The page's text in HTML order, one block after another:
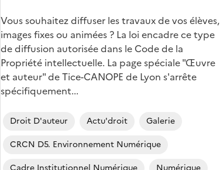
Corps
Vous souhaitez diffuser les travaux de vos élèves,
images fixes ou animées ? La loi encadre ce type
de diffusion autorisée dans le Code de la
Propriété intellectuelle. La page spéciale "Œuvre
et auteur" de Tice-CANOPE de Lyon s'arrête
spécifiquement...
Droit D'auteur Actu'droit
Galerie
CRCN D5. Environnement Numérique